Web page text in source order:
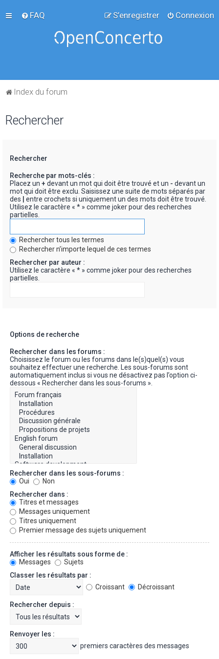
FAQ Connexion
S’enregistrer
Index du forum
Rechercher
Rechercher
Recherche par mots-clés :
Placez un + devant un mot qui doit être trouvé et un - devant un
mot qui doit être exclu. Saisissez une suite de mots séparés par
des
entre crochets si uniquement un des mots doit être trouvé.
Utilisez le caractère « * » comme joker pour des recherches
partielles.
Rechercher tous les termes
Rechercher n’importe lequel de ces termes
Rechercher par auteur :
Utilisez le caractère « * » comme joker pour des recherches
partielles.
Options de recherche
Rechercher dans les forums :
Choisissez le forum ou les forums dans le(s)quel(s) vous
souhaitez effectuer une recherche. Les sous-forums sont
automatiquement inclus si vous ne désactivez pas l’option ci-
dessous « Rechercher dans les sous-forums ».
Rechercher dans les sous-forums :
Oui
Non
Rechercher dans :
Titres et messages
Messages uniquement
Titres uniquement
Premier message des sujets uniquement
Afficher les résultats sous forme de :
Messages
Sujets
Classer les résultats par :
Croissant
Décroissant
Rechercher depuis :
Renvoyer les :
premiers caractères des messages